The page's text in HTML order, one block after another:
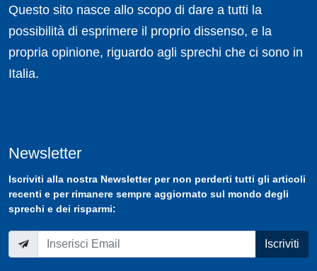
Questo sito nasce allo scopo di dare a tutti la
possibilità di esprimere il proprio dissenso, e la
propria opinione, riguardo agli sprechi che ci sono in
Italia.
Newsletter
Iscriviti alla nostra Newsletterper non perderti tutti gli articoli
recenti e per rimanere sempre aggiornato sul mondo degli
sprechi e dei risparmi:
Iscriviti